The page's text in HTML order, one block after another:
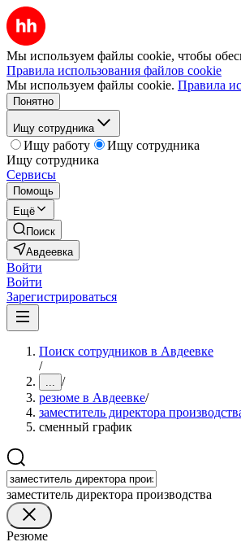
Мы используем файлы cookie, чтобы
Правила использования файлов cookie
Мы используем файлы cookie. Правила
Понятно
Ищу сотрудника
Ищу работу
Ищу сотрудника
Ищу сотрудника
Сервисы
Помощь
Ещё
Поиск
Авдеевка
Войти
Войти
Зарегистрироваться
Поиск сотрудников в Авдеевке
/
... /
резюме в Авдеевке/
заместитель директора
сменный график
заместитель директора производства
Резюме